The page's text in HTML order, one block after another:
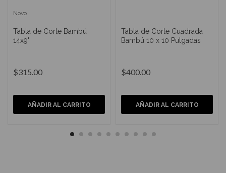
Novo
Tabla de Corte Bambú
14x9"
$315.00
AÑADIR AL CARRITO
Tabla de Corte Cuadrada
Bambú 10 x 10 Pulgadas
$400.00
AÑADIR AL CARRITO